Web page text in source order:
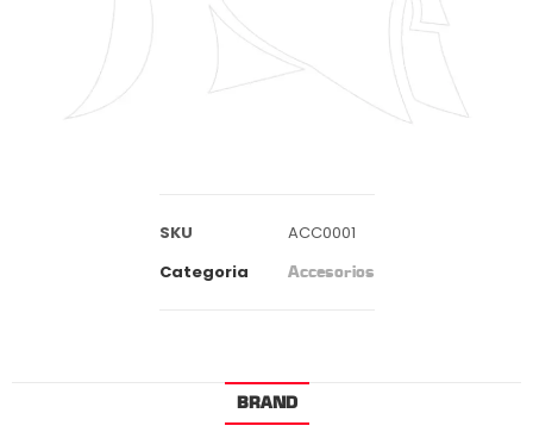
SKU
ACC0001
Categoria
Accesorios
BRAND